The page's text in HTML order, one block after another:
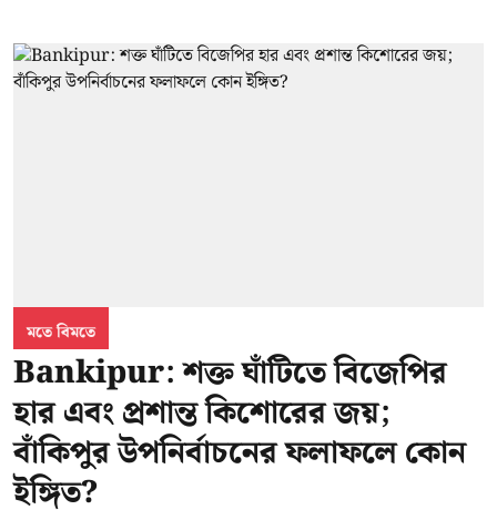
মতে বিমতে
Bankipur: শক্ত ঘাঁটিতে বিজেপির
হার এবং প্রশান্ত কিশোরের জয়;
বাঁকিপুর উপনির্বাচনের ফলাফলে কোন
ইঙ্গিত?